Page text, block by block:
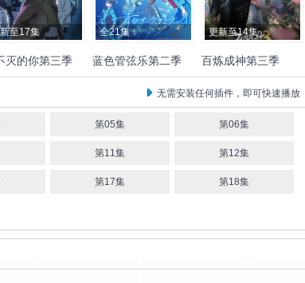
至17集
灭的你第三季
零士 楠木灯 花守由美
城千春
之
全21集
蓝色管弦乐第二季
千叶翔也 土屋神叶 加隈亚
佐藤未奈子 Lynn 古川
慎 浅沼晋太郎
润 安济知佳
金元寿子
更新至14集
百炼成神第三季
张沛 王冰甜 张若瑜 刘雯
栾祥瑾
苗洋
无需安装任何插件，即可快速播放
第05集 第06集
第11集 第12集
第17集 第18集